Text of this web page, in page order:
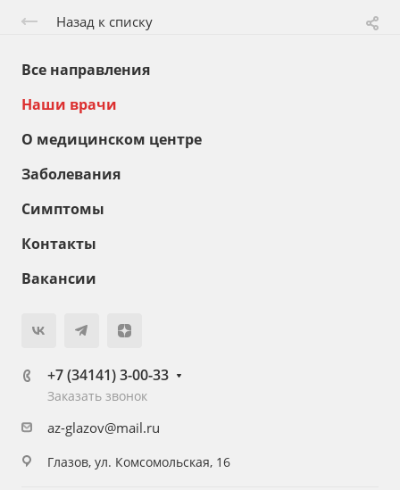
Назад к списку
Все направления
Наши врачи
О медицинском центре
Заболевания
Симптомы
Контакты
Вакансии
+7 (34141) 3-00-33
Заказать звонок
az-glazov@mail.ru
Глазов, ул. Комсомольская, 16